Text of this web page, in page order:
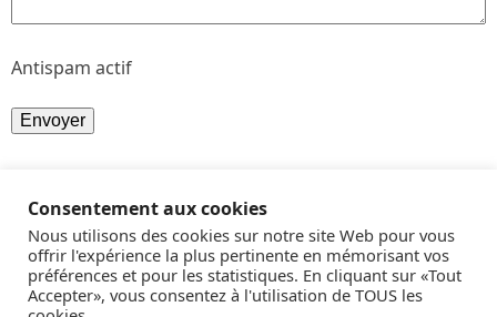
Antispam actif
Copyright © 2019 - DISTRINEGOCE - Tous droits réservés -Crédits et Mentions
Conception :Aceli - Vitré
Consentement aux cookies
Nous utilisons des cookies sur notre site Web pour vous
offrir l'expérience la plus pertinente en mémorisant vos
préférences et pour les statistiques. En cliquant sur «Tout
Accepter», vous consentez à l'utilisation de TOUS les